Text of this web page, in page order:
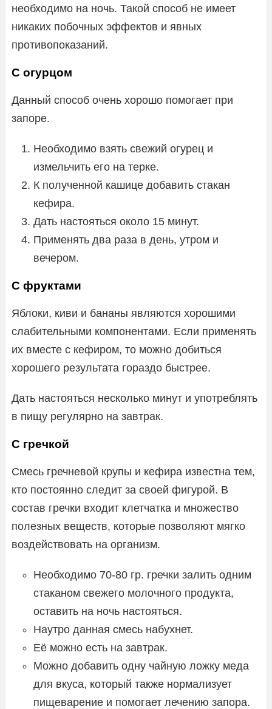
необходимо на ночь. Такой способ не имеет
никаких побочных эффектов и явных
противопоказаний.
С огурцом
Данный способ очень хорошо помогает при
запоре.
Необходимо взять свежий огурец и
измельчить его на терке.
К полученной кашице добавить стакан
кефира.
Дать настояться около 15 минут.
Применять два раза в день, утром и
вечером.
С фруктами
Яблоки, киви и бананы являются хорошими
слабительными компонентами. Если применять
их вместе с кефиром, то можно добиться
хорошего результата гораздо быстрее.
Дать настояться несколько минут и употреблять
в пищу регулярно на завтрак.
С гречкой
Смесь гречневой крупы и кефира известна тем,
кто постоянно следит за своей фигурой. В
состав гречки входит клетчатка и множество
полезных веществ, которые позволяют мягко
воздействовать на организм.
Необходимо 70-80 гр. гречки залить одним
стаканом свежего молочного продукта,
оставить на ночь настояться.
Наутро данная смесь набухнет.
Её можно есть на завтрак.
Можно добавить одну чайную ложку меда
для вкуса, который также нормализует
пищеварение и помогает лечению запора.